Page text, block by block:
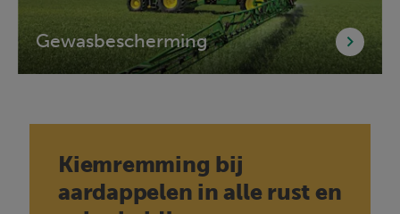
Gewasbescherming
Kiemremming bij
aardappelen in alle rust en